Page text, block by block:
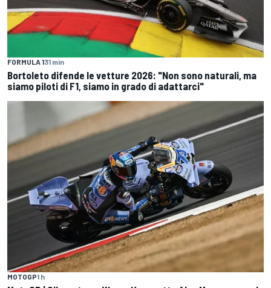
FORMULA 131 min
Bortoleto difende le vetture 2026: "Non sono naturali, ma
siamo piloti di F1, siamo in grado di adattarci"
MOTOGP1 h